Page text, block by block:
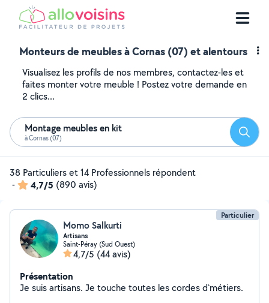
Monteurs de meubles à Cornas (07) et alentours
Visualisez les profils de nos membres, contactez-les et
faites monter votre meuble ! Postez votre demande en
2 clics...
Montage meubles en kit
à Cornas (07)
38 Particuliers et 14 Professionnels répondent
-
4,7/5 (890 avis)
Particulier
Momo Salkurti
Artisans
Saint-Péray (Sud Ouest)
4,7/5 (44 avis)
Présentation
Je suis artisans. Je touche toutes les cordes d`métiers.